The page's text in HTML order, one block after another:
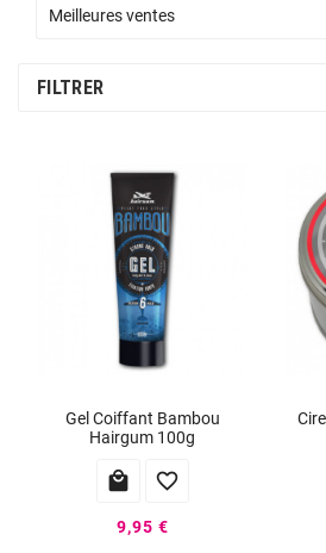
Meilleures ventes
FILTRER
Gel Coiffant Bambou
Hairgum 100g
 
9,95 €